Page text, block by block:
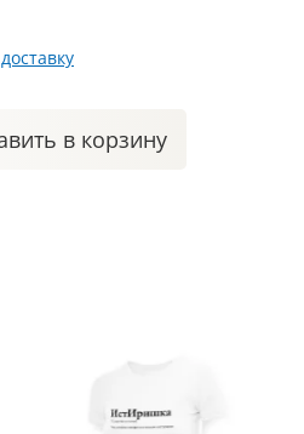
доставку
в корзину